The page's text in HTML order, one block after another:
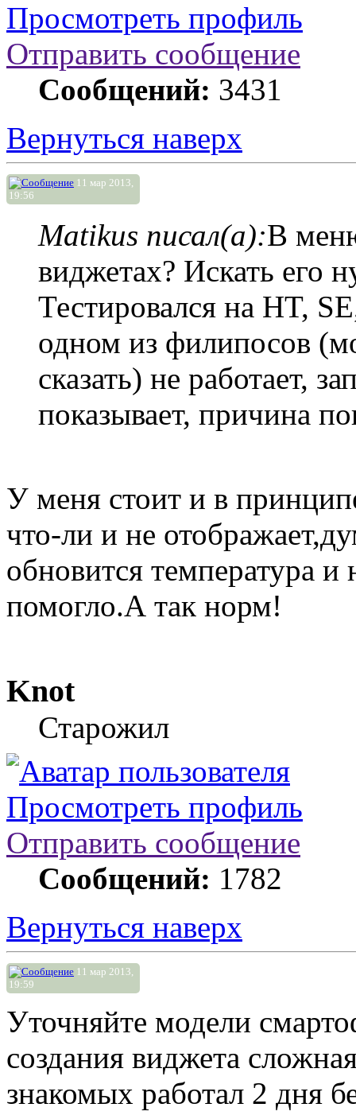
Просмотреть профиль
Отправить сообщение
Сообщений: 3431
Вернуться наверх
11 мар 2013,
19:56
Matikus писал(а):В
виджетах? Искать его
Тестировался на HT,
одном из филипосов
сказать) не работает,
показывает, причина
У меня стоит и в
что-ли и не
обновится температура и
помогло.А так норм!
Knot
Старожил
Просмотреть профиль
Отправить сообщение
Сообщений: 1782
Вернуться наверх
11 мар 2013,
19:59
Уточняйте модели
создания виджета
знакомых работал 2 дня